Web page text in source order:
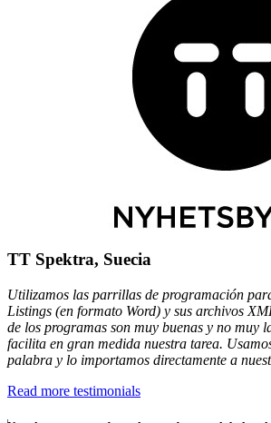
TT Spektra, Suecia
Utilizamos las parrillas de programación
Listings (en formato Word) y sus archivos
de los programas son muy buenas y no muy
facilita en gran medida nuestra tarea.
palabra y lo importamos directamente a
Read more testimonials